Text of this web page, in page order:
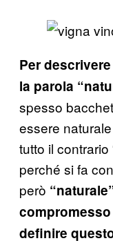
Per
la parola
spesso
essere
tutto il
perché si fa
però
definire